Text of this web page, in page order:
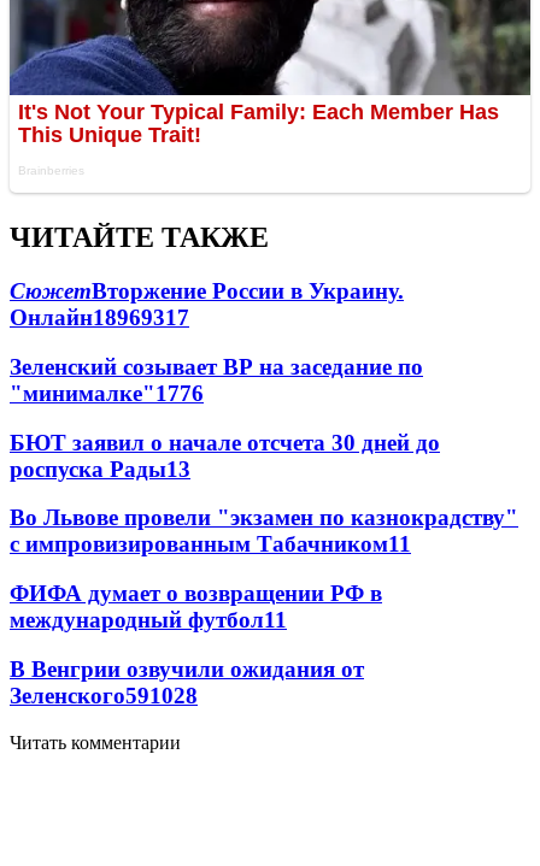
ЧИТАЙТЕ ТАКЖЕ
СюжетВторжение России в Украину.
Онлайн18969317
Зеленский созывает ВР на заседание по
"минималке"1776
БЮТ заявил о начале отсчета 30 дней до
роспуска Рады13
Во Львове провели "экзамен по казнокрадству"
с импровизированным Табачником11
ФИФА думает о возвращении РФ в
международный футбол11
В Венгрии озвучили ожидания от
Зеленского591028
Читать комментарии